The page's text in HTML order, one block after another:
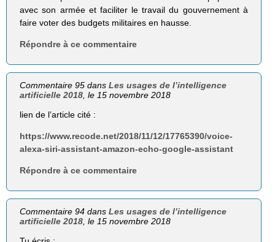
avec son armée et faciliter le travail du gouvernement à
faire voter des budgets militaires en hausse.
Répondre à ce commentaire
Commentaire 95 dansLes usages de l’intelligence
artificielle 2018 , le 15 novembre 2018
lien de l’article cité :
https://www.recode.net/2018/11/12/17765390/voice-
alexa-siri-assistant-amazon-echo-google-assistant
Répondre à ce commentaire
Commentaire 94 dansLes usages de l’intelligence
artificielle 2018 , le 15 novembre 2018